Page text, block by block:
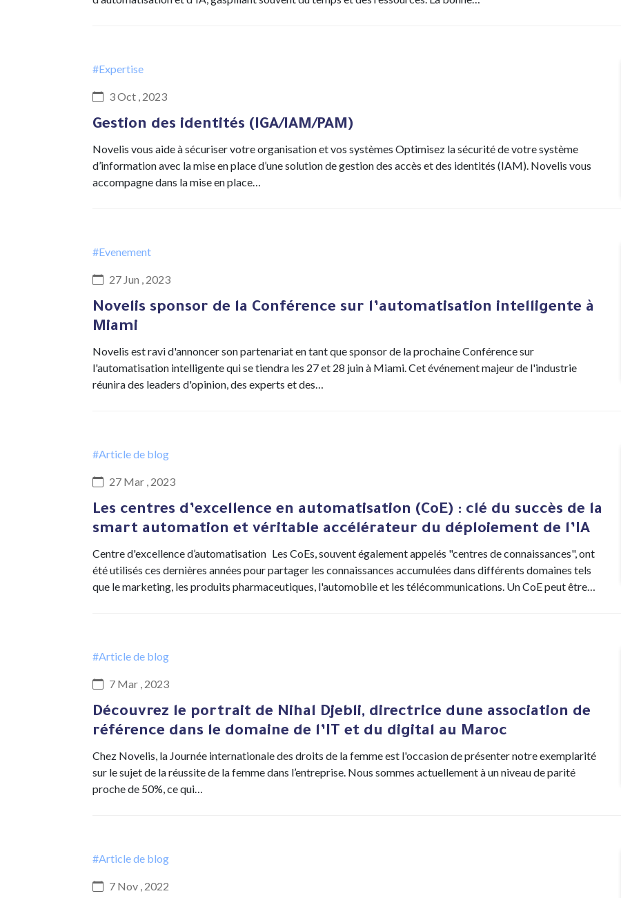
#Expertise
3 Oct , 2023
Gestion des identités (IGA/IAM/PAM)
Novelis vous aide à sécuriser votre organisation et vos systèmes Optimisez la sécurité de votre système
d’information avec la mise en place d’une solution de gestion des accès et des identités (IAM). Novelis vous
accompagne dans la mise en place…
#Evenement
27 Jun , 2023
Novelis sponsor de la Conférence sur l’automatisation intelligente à
Miami
Novelis est ravi d'annoncer son partenariat en tant que sponsor de la prochaine Conférence sur
l'automatisation intelligente qui se tiendra les 27 et 28 juin à Miami. Cet événement majeur de l'industrie
réunira des leaders d'opinion, des experts et des…
#Article de blog
27 Mar , 2023
Les centres d’excellence en automatisation (CoE) : clé du succès de la
smart automation et véritable accélérateur du déploiement de l’IA
Centre d'excellence d’automatisation Les CoEs, souvent également appelés "centres de connaissances", ont
été utilisés ces dernières années pour partager les connaissances accumulées dans différents domaines tels
que le marketing, les produits pharmaceutiques, l'automobile et les télécommunications. Un CoE peut être…
#Article de blog
7 Mar , 2023
Découvrez le portrait de Nihal Djebli, directrice dune association de
référence dans le domaine de l’IT et du digital au Maroc
Chez Novelis, la Journée internationale des droits de la femme est l'occasion de présenter notre exemplarité
sur le sujet de la réussite de la femme dans l’entreprise. Nous sommes actuellement à un niveau de parité
proche de 50%, ce qui…
#Article de blog
7 Nov , 2022